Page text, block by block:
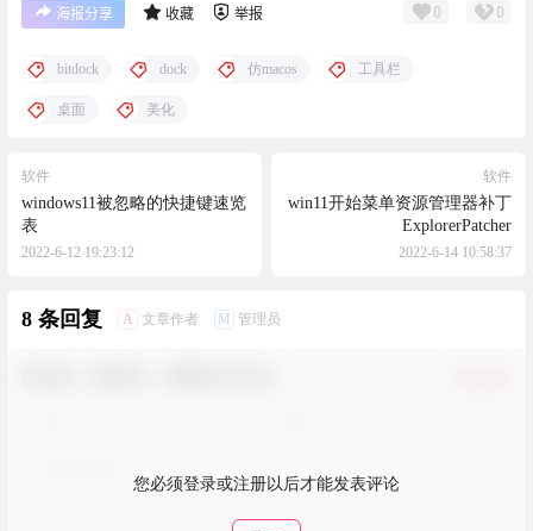
海报分享 收藏 举报 0 0
bitdock dock 仿macos 工具栏
桌面 美化
软件
windows11被忽略的快捷键速览
表
2022-6-12 19:23:12
软件
win11开始菜单资源管理器补丁
ExplorerPatcher
2022-6-14 10:58:37
8 条回复 A 文章作者 M 管理员
您必须登录或注册以后才能发表评论